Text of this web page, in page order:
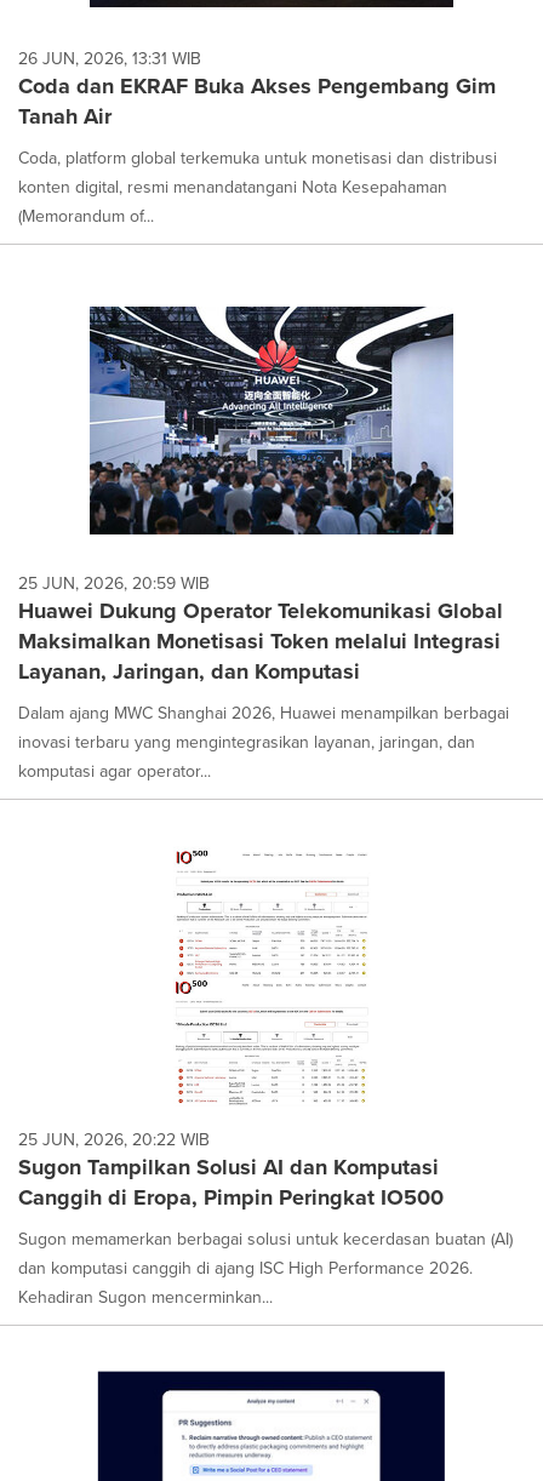
26 JUN, 2026, 13:31 WIB
Coda dan EKRAF Buka Akses Pengembang Gim
Tanah Air
Coda, platform global terkemuka untuk monetisasi dan distribusi
konten digital, resmi menandatangani Nota Kesepahaman
(Memorandum of...
25 JUN, 2026, 20:59 WIB
Huawei Dukung Operator Telekomunikasi Global
Maksimalkan Monetisasi Token melalui Integrasi
Layanan, Jaringan, dan Komputasi
Dalam ajang MWC Shanghai 2026, Huawei menampilkan berbagai
inovasi terbaru yang mengintegrasikan layanan, jaringan, dan
komputasi agar operator...
25 JUN, 2026, 20:22 WIB
Sugon Tampilkan Solusi AI dan Komputasi
Canggih di Eropa, Pimpin Peringkat IO500
Sugon memamerkan berbagai solusi untuk kecerdasan buatan (AI)
dan komputasi canggih di ajang ISC High Performance 2026.
Kehadiran Sugon mencerminkan...